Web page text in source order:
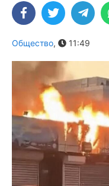
Общество, 11:49